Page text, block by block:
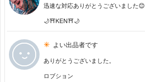
迅速な対応ありがとうございました😊
🌙⛩️KEN⛩️🌙
よい出品者です
ありがとうございました。
ロブション